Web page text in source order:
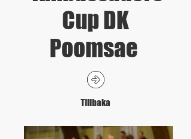
Cup DK
Poomsae
Tillbaka